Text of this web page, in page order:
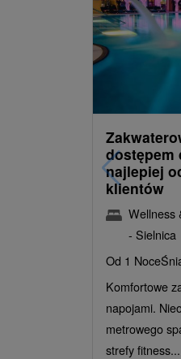
dostępem
najlepiej
klientów
Wellness
- Sielnica
Od 1 Noce
Komfortowe
napojami.
metrowego
strefy fitness...